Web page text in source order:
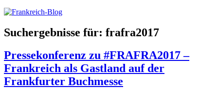
Suchergebnisse für: frafra2017
Pressekonferenz zu #FRAFRA2017 –
Frankreich als Gastland auf der
Frankfurter Buchmesse